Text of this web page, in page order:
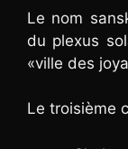
Le nom
du plexus
«ville des
Le troisième